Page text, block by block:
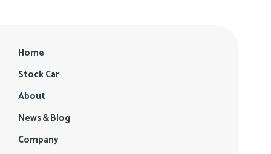
Home
Stock Car
About
News＆Blog
Company